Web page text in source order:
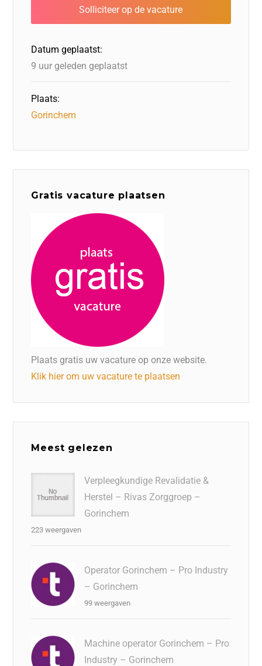
o
o
k
n o
n
s
p
Datum geplaatst:
9 uur geleden geplaatst
Plaats:
Gorinchem
Gratis vacature plaatsen
Plaats gratis uw vacature op onze website.
Klik hier om uw vacature te plaatsen
Meest gelezen
Verpleegkundige Revalidatie &
Herstel – Rivas Zorggroep –
Gorinchem
223 weergaven
Operator Gorinchem – Pro Industry
– Gorinchem
99 weergaven
Machine operator Gorinchem – Pro
Industry – Gorinchem